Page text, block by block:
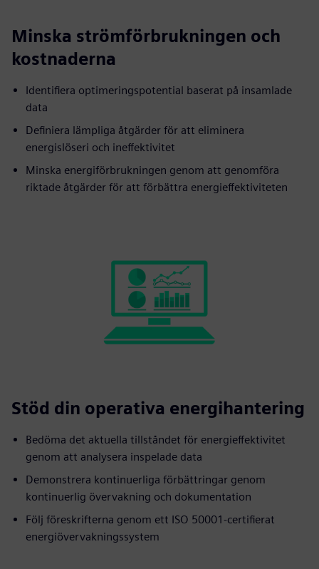
Minska strömförbrukningen och
kostnaderna
Identifiera optimeringspotential baserat på insamlade
data
Definiera lämpliga åtgärder för att eliminera
energislöseri och ineffektivitet
Minska energiförbrukningen genom att genomföra
riktade åtgärder för att förbättra energieffektiviteten
Stöd din operativa energihantering
Bedöma det aktuella tillståndet för energieffektivitet
genom att analysera inspelade data
Demonstrera kontinuerliga förbättringar genom
kontinuerlig övervakning och dokumentation
Följ föreskrifterna genom ett ISO 50001-certifierat
energiövervakningssystem